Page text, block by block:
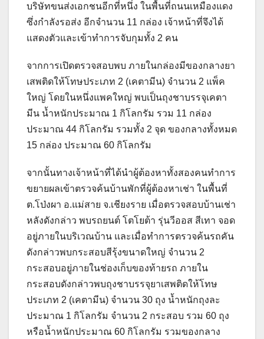
บริษัทขนส่งเอกชนอีกที่หนึ่ง ในพื้นที่ถนนเหมืองแดง
ซึ่งกำลังรอส่ง อีกจำนวน 11 กล่อง เจ้าหน้าที่จึงได้
แสดงตัวและเข้าทำการจับกุมทั้ง 2 คน
จากการเปิดตรวจสอบพบ ภายในกล่องมีของกลางยา
เสพติดให้โทษประเภท 2 (เคตามีน) จำนวน 2 แพ็ค
ใหญ่ โดยในหนึ่งแพคใหญ่ พบเป็นถุงชาบรรจุเคตา
มีน น้ำหนักประมาณ 1 กิโลกรัม รวม 11 กล่อง
ประมาณ 44 กิโลกรัม รวมทั้ง 2 จุด ของกลางทั้งหมด
15 กล่อง ประมาณ 60 กิโลกรัม
จากนั้นทางเจ้าหน้าที่ได้นำผู้ต้องหาทั้งสองคนทำการ
ขยายผลเข้าตรวจค้นบ้านพักที่ผู้ต้องหาเช่า ในพื้นที่
ต.โป่งผา อ.แม่สาย จ.เชียงราย เมื่อตรวจสอบบ้านเช่า
หลังดังกล่าว พบรถยนต์ โตโยต้า รุ่นวีออส สีเทา จอด
อยู่ภายในบริเวณบ้าน และเมื่อทำการตรวจค้นรถคัน
ดังกล่าวพบกระสอบสีรุ้งขนาดใหญ่ จำนวน 2
กระสอบอยู่ภายในช่องเก็บของท้ายรถ ภายใน
กระสอบดังกล่าวพบถุงชาบรรจุยาเสพติดให้โทษ
ประเภท 2 (เคตามีน) จำนวน 30 ถุง น้ำหนักถุงละ
ประมาณ 1 กิโลกรัม จำนวน 2 กระสอบ รวม 60 ถุง
หรือน้ำหนักประมาณ 60 กิโลกรัม รวมของกลาง